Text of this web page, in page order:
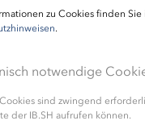
zu Cookies finden Sie
.
notwendige
sind zwingend
der IB.SH aufrufen können.
der IB.SH